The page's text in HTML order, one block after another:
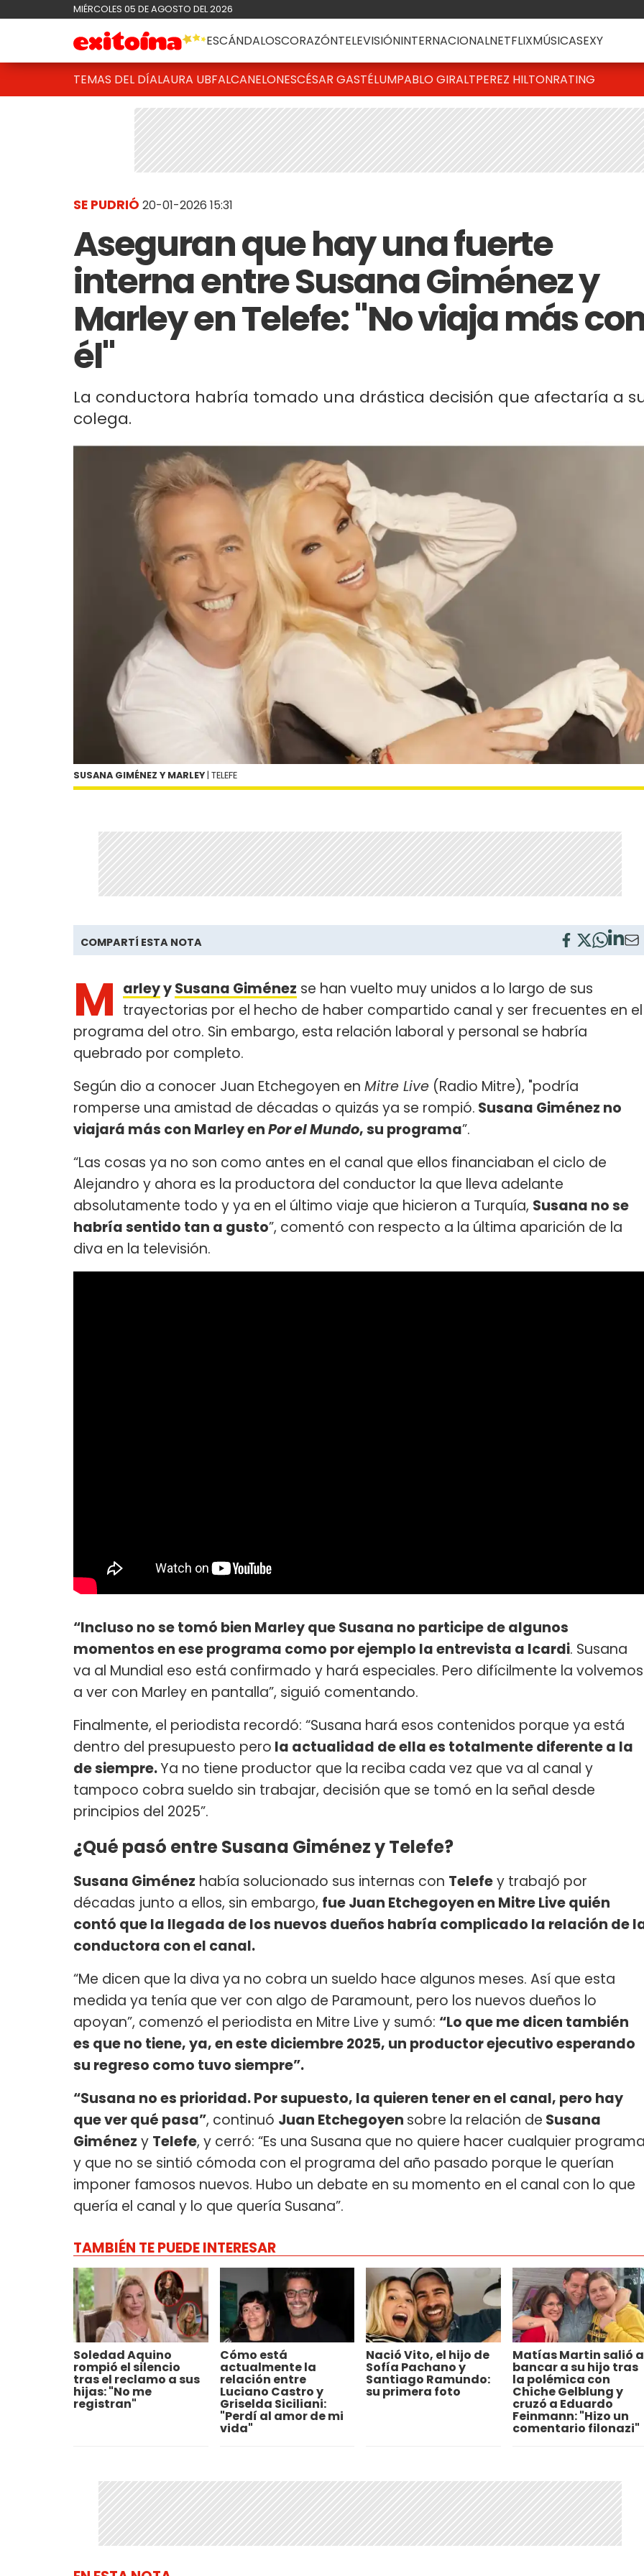
MIÉRCOLES 05 DE AGOSTO DEL 2026
ESCÁNDALOSCORAZÓNTELEVISIÓNINTERNACIONALNETFLIXMÚSICASEXY
TEMAS DEL DÍALAURA UBFALCANELONESCÉSAR GASTÉLUMPABLO GIRALTPEREZ HILTONRATING
SE PUDRIÓ 20-01-2026 15:31
Aseguran que hay una fuerte
interna entre Susana Giménez y
Marley en Telefe: "No viaja más
él"
La conductora habría tomado una drástica decisión que afectaría a
colega.
SUSANA GIMÉNEZ Y MARLEY| TELEFE
COMPARTÍ ESTA NOTA
M arleyySusana Giménez se han vuelto muy unidos a lo largo de sus
trayectorias por el hecho de haber compartido canal y ser frecuentes en el
programa del otro. Sin embargo, esta relación laboral y personal se habría
quebrado por completo.
Según dio a conocer Juan Etchegoyen en Mitre Live (Radio Mitre), "podría
romperse una amistad de décadas o quizás ya se rompió. Susana Giménez no
viajará más con Marley enPor el Mundo, su programa”.
“Las cosas ya no son como antes en el canal que ellos financiaban el ciclo de
Alejandro y ahora es la productora del conductor la que lleva adelante
absolutamente todo y ya en el último viaje que hicieron a Turquía, Susana no se
habría sentido tan a gusto”, comentó con respecto a la última aparición de la
diva en la televisión.
“Incluso no se tomó bien Marley que Susana no participe de algunos
momentos en ese programa como por ejemplo la entrevista a Icardi. Susana
va al Mundial eso está confirmado y hará especiales. Pero difícilmente la volvemos
a ver con Marley en pantalla”, siguió comentando.
Finalmente, el periodista recordó: “Susana hará esos contenidos porque ya está
dentro del presupuesto pero la actualidad de ella es totalmente diferente a la
de siempre.Ya no tiene productor que la reciba cada vez que va al canal y
tampoco cobra sueldo sin trabajar, decisión que se tomó en la señal desde
principios del 2025”.
¿Qué pasó entre Susana Giménez y Telefe?
Susana Giménez había solucionado sus internas con Telefey trabajó por
décadas junto a ellos, sin embargo, fue Juan Etchegoyen en Mitre Live quién
contó que la llegada de los nuevos dueños habría complicado la relación de
conductora con el canal.
“Me dicen que la diva ya no cobra un sueldo hace algunos meses. Así que esta
medida ya tenía que ver con algo de Paramount, pero los nuevos dueños lo
apoyan”, comenzó el periodista en Mitre Live y sumó: “Lo que me dicen también
es que no tiene, ya, en este diciembre 2025, un productor ejecutivo esperando
su regreso como tuvo siempre”.
“Susana no es prioridad. Por supuesto, la quieren tener en el canal, pero hay
que ver qué pasa”, continuó Juan Etchegoyen sobre la relación de Susana
Giménez y Telefe, y cerró: “Es una Susana que no quiere hacer cualquier
y que no se sintió cómoda con el programa del año pasado porque le querían
imponer famosos nuevos. Hubo un debate en su momento en el canal con lo que
quería el canal y lo que quería Susana”.
TAMBIÉN TE PUEDE INTERESAR
Soledad Aquino
rompió el silencio
tras el reclamo a sus
hijas: "No me
registran"
Cómo está
actualmente la
relación entre
Luciano Castro y
Griselda Siciliani:
"Perdí al amor de mi
vida"
Nació Vito, el hijo de
Sofía Pachano y
Santiago Ramundo:
su primera foto
Matías Martin salió a
bancar a su hijo tras
la polémica con
Chiche Gelblung y
cruzó a Eduardo
Feinmann: "Hizo un
comentario filonazi"